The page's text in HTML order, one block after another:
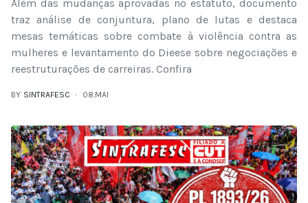
Além das mudanças aprovadas no estatuto, documento
traz análise de conjuntura, plano de lutas e destaca
mesas temáticas sobre combate à violência contra as
mulheres e levantamento do Dieese sobre negociações e
reestruturações de carreiras. Confira
BY SINTRAFESC 08.MAI